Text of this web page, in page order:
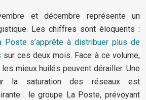
et décembre représente un
Les chiffres sont éloquents :
Poste s’apprête à distribuer plus de
sur ces deux mois. Face à ce volume,
mieux huilés peuvent dérailler. Une
la saturation des réseaux est
: le groupe La Poste, prévoyant